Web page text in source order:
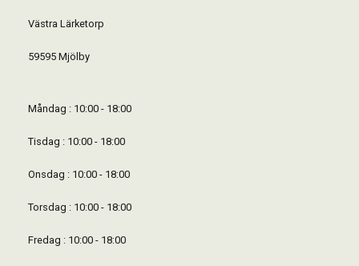
Västra Lärketorp
59595 Mjölby
Måndag : 10:00 - 18:00
Tisdag : 10:00 - 18:00
Onsdag : 10:00 - 18:00
Torsdag : 10:00 - 18:00
Fredag : 10:00 - 18:00